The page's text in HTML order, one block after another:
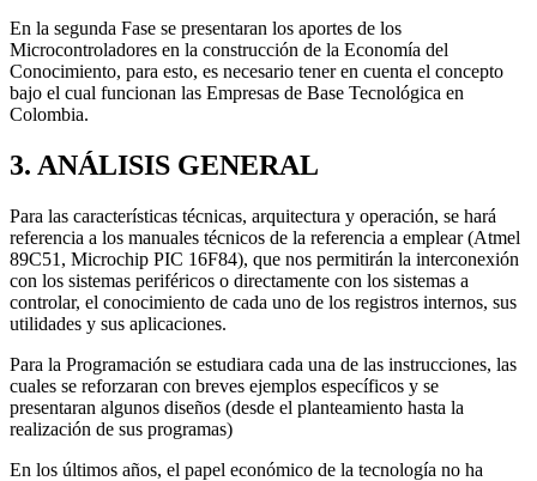
En la segunda Fase se presentaran los aportes de los
Microcontroladores en la construcción de la Economía del
Conocimiento, para esto, es necesario tener en cuenta el concepto
bajo el cual funcionan las Empresas de Base Tecnológica en
Colombia.
3. ANÁLISIS GENERAL
Para las características técnicas, arquitectura y operación, se hará
referencia a los manuales técnicos de la referencia a emplear (Atmel
89C51, Microchip PIC 16F84), que nos permitirán la interconexión
con los sistemas periféricos o directamente con los sistemas a
controlar, el conocimiento de cada uno de los registros internos, sus
utilidades y sus aplicaciones.
Para la Programación se estudiara cada una de las instrucciones, las
cuales se reforzaran con breves ejemplos específicos y se
presentaran algunos diseños (desde el planteamiento hasta la
realización de sus programas)
En los últimos años, el papel económico de la tecnología no ha